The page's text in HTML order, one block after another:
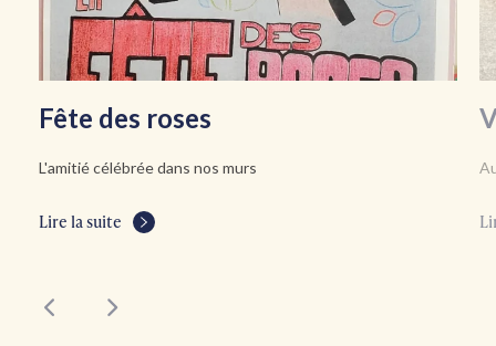
Fête des roses
L'amitié célébrée dans nos murs
Lire la suite